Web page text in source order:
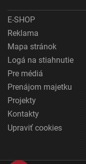
E-SHOP
Reklama
Mapa stránok
Logá na stiahnutie
Pre médiá
Prenájom majetku
Projekty
Kontakty
Upraviť cookies